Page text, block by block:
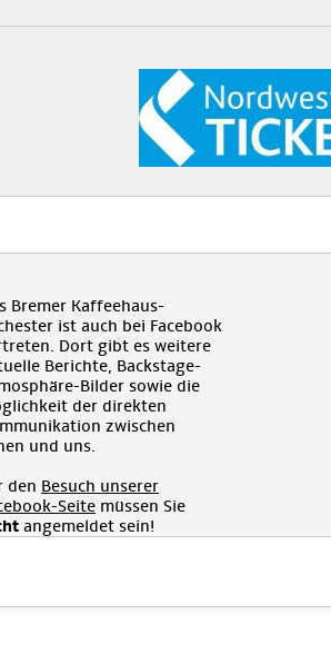
Bremer Kaffeehaus-
ist auch bei Facebook
Dort gibt es weitere
Berichte, Backstage-
Bilder sowie die
der direkten
zwischen
und uns.
den Besuch unserer
Seite müssen Sie
angemeldet sein!